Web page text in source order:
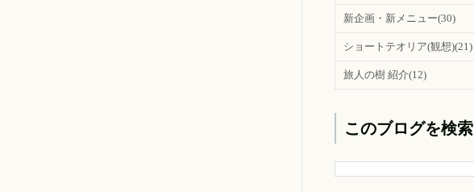
新企画・新メニュー(30)
ショートテオリア(観想)(21)
旅人の樹 紹介(12)
このブログを検索